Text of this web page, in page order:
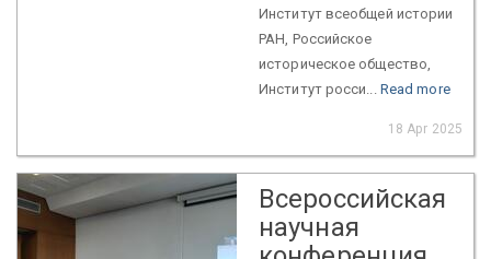
Институт всеобщей истории
РАН, Российское
историческое общество,
Институт росси... Read more
18 Apr 2025
Всероссийская
научная